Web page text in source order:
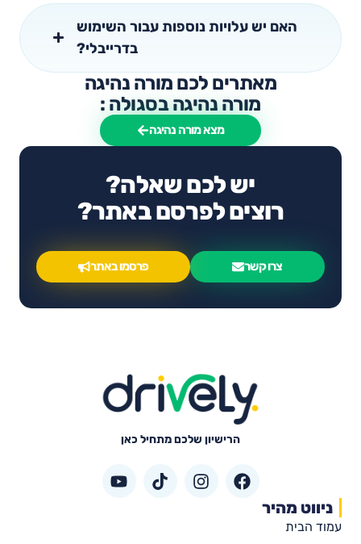
האם יש עלויות נוספות עבור השימוש
בדרייבלי?
מאתרים לכם מורה נהיגה
מורה נהיגה בסגולה :
מצא מורה נהיגה
יש לכם שאלה?
רוצים לפרסם באתר?
צרו קשר פרסמו באתר
הרישיון שלכם מתחיל כאן
ניווט מהיר
עמוד הבית